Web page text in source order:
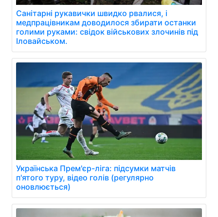
Санітарні рукавички швидко рвалися, і
медпрацівникам доводилося збирати останки
голими руками: свідок військових злочинів під
Іловайськом.
Українська Прем'єр-ліга: підсумки матчів
п'ятого туру, відео голів (регулярно
оновлюється)